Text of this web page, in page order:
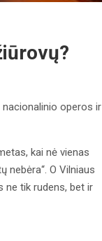
nacionalinio operos ir
kai nė vienas
nebėra“. O Vilniaus
ne tik rudens, bet ir